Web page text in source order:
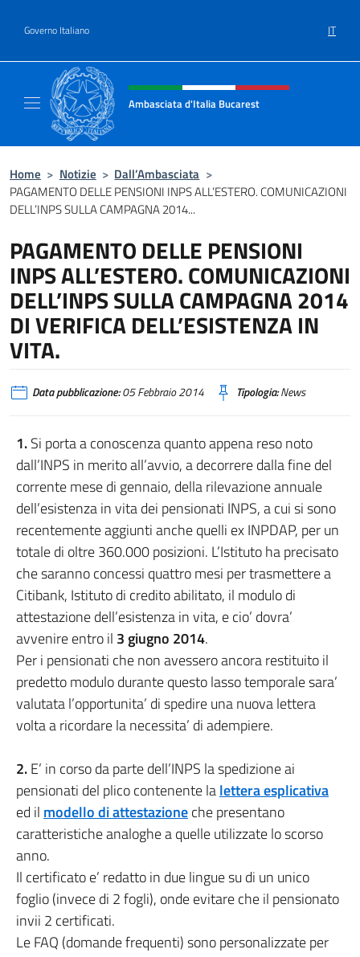
Governo Italiano IT
Intestazione sito, social e menù
Ambasciata d'Italia Bucarest
Home > Notizie > Dall’Ambasciata >
PAGAMENTO DELLE PENSIONI INPS ALL’ESTERO. COMUNICAZIONI
DELL’INPS SULLA CAMPAGNA 2014...
PAGAMENTO DELLE PENSIONI
INPS ALL’ESTERO. COMUNICAZIONI
DELL’INPS SULLA CAMPAGNA 2014
DI VERIFICA DELL’ESISTENZA IN
VITA.
Data pubblicazione:05 Febbraio 2014 Tipologia:News
1.Si porta a conoscenza quanto appena reso noto
dall’INPS in merito all’avvio, a decorrere dalla fine del
corrente mese di gennaio, della rilevazione annuale
dell’esistenza in vita dei pensionati INPS, a cui si sono
recentemente aggiunti anche quelli ex INPDAP, per un
totale di oltre 360.000 posizioni. L’Istituto ha precisato
che saranno concessi quattro mesi per trasmettere a
Citibank, Istituto di credito abilitato, il modulo di
attestazione dell’esistenza in vita, e cio’ dovra’
avvenire entro il 3 giugno 2014.
Per i pensionati che non avessero ancora restituito il
predetto modulo durante questo lasso temporale sara’
valutata l’opportunita’ di spedire una nuova lettera
volta a ricordare la necessita’ di adempiere.
2.E’ in corso da parte dell’INPS la spedizione ai
pensionati del plico contenente lalettera esplicativa
ed il modello di attestazioneche presentano
caratteristiche analoghe a quelle utilizzate lo scorso
anno.
Il certificato e’ redatto in due lingue su di un unico
foglio (invece di 2 fogli), onde evitare che il pensionato
invii 2 certificati.
Le FAQ (domande frequenti) sono personalizzate per